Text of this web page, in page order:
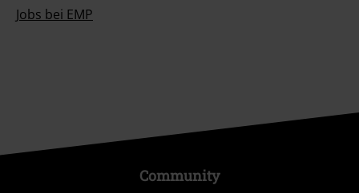
Jobs bei EMP
Community